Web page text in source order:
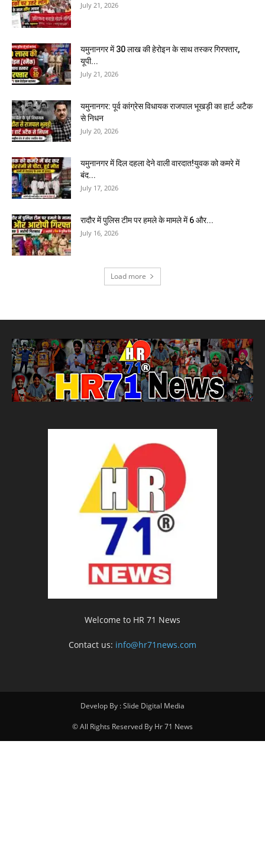
July 21, 2026
यमुनानगर में 30 लाख की हेरोइन के साथ तस्कर गिरफ्तार,
यूपी...
July 21, 2026
यमुनानगर: पूर्व कांग्रेस विधायक राजपाल भूखड़ी का हार्ट अटैक
से निधन
July 20, 2026
यमुनानगर में दिल दहला देने वाली वारदात!युवक को कमरे में
बंद...
July 17, 2026
रादौर में पुलिस टीम पर हमले के मामले में 6 और...
July 16, 2026
Load more
Welcome to HR 71 News
Contact us: info@hr71news.com
Develop By : Slide Digital Media
© All Rights Reserved By Hr 71 News